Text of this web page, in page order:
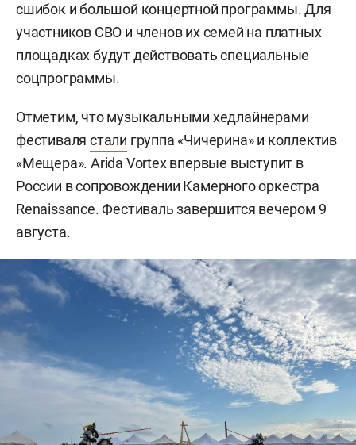
сшибок и большой концертной программы. Для
участников СВО и членов их семей на платных
площадках будут действовать специальные
соцпрограммы.
Отметим, что музыкальными хедлайнерами
фестивалястали группа «Чичерина» и коллектив
«Мещера». Arida Vortex впервые выступит в
России в сопровождении Камерного оркестра
Renaissance. Фестиваль завершится вечером 9
августа.